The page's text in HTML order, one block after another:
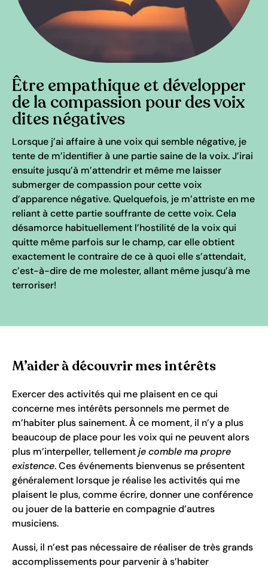
Être empathique et développer
de la compassion pour des voix
dites négatives
Lorsque j’ai affaire à une voix qui semble négative, je
tente de m’identifier à une partie saine de la voix. J’irai
ensuite jusqu’à m’attendrir et même me laisser
submerger de compassion pour cette voix
d’apparence négative. Quelquefois, je m’attriste en me
reliant à cette partie souffrante de cette voix. Cela
désamorce habituellement l’hostilité de la voix qui
quitte même parfois sur le champ, car elle obtient
exactement le contraire de ce à quoi elle s’attendait,
c’est-à-dire de me molester, allant même jusqu’à me
terroriser!
M’aider à découvrir mes intérêts
Exercer des activités qui me plaisent en ce qui
concerne mes intérêts personnels me permet de
m’habiter plus sainement. À ce moment, il n’y a plus
beaucoup de place pour les voix qui ne peuvent alors
plus m’interpeller, tellementje comble ma propre
existence. Ces événements bienvenus se présentent
généralement lorsque je réalise les activités qui me
plaisent le plus, comme écrire, donner une conférence
ou jouer de la batterie en compagnie d’autres
musiciens.
Aussi, il n’est pas nécessaire de réaliser de très grands
accomplissements pour parvenir à s’habiter